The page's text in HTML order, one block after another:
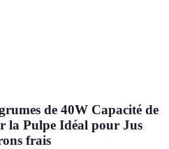
de 40W Capacité de
la Pulpe Idéal pour Jus
frais